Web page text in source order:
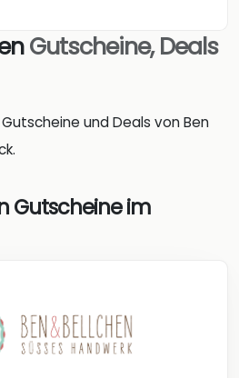
Gutscheine, Deals
und Deals von Ben
Gutscheine im